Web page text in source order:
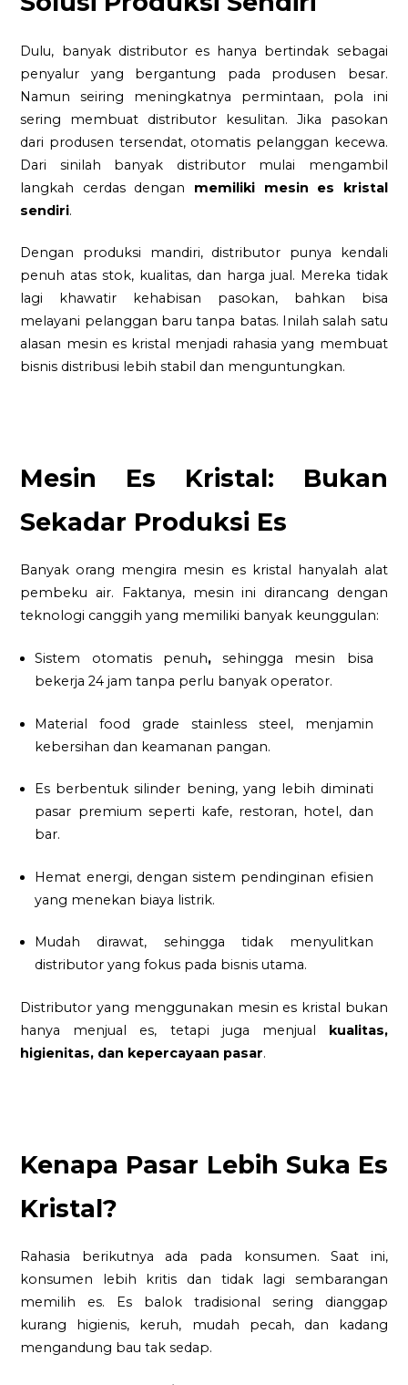
Dulu, banyak distributor es hanya bertindak sebagai
penyalur yang bergantung pada produsen besar.
Namun seiring meningkatnya permintaan, pola ini
sering membuat distributor kesulitan. Jika pasokan
dari produsen tersendat, otomatis pelanggan kecewa.
Dari sinilah banyak distributor mulai mengambil
langkah cerdas dengan memiliki mesin es kristal
sendiri.
Dengan produksi mandiri, distributor punya kendali
penuh atas stok, kualitas, dan harga jual. Mereka tidak
lagi khawatir kehabisan pasokan, bahkan bisa
melayani pelanggan baru tanpa batas. Inilah salah satu
alasan mesin es kristal menjadi rahasia yang membuat
bisnis distribusi lebih stabil dan menguntungkan.
Mesin Es Kristal: Bukan
Sekadar Produksi Es
Banyak orang mengira mesin es kristal hanyalah alat
pembeku air. Faktanya, mesin ini dirancang dengan
teknologi canggih yang memiliki banyak keunggulan:
Sistem otomatis penuh,sehingga mesin bisa
bekerja 24 jam tanpa perlu banyak operator.
Material food grade stainless steel, menjamin
kebersihan dan keamanan pangan.
Es berbentuk silinder bening, yang lebih diminati
pasar premium seperti kafe, restoran, hotel, dan
bar.
Hemat energi, dengan sistem pendinginan efisien
yang menekan biaya listrik.
Mudah dirawat, sehingga tidak menyulitkan
distributor yang fokus pada bisnis utama.
Distributor yang menggunakan mesin es kristal bukan
hanya menjual es, tetapi juga menjual kualitas,
higienitas, dan kepercayaan pasar.
Kenapa Pasar Lebih Suka Es
Kristal?
Rahasia berikutnya ada pada konsumen. Saat ini,
konsumen lebih kritis dan tidak lagi sembarangan
memilih es. Es balok tradisional sering dianggap
kurang higienis, keruh, mudah pecah, dan kadang
mengandung bau tak sedap.